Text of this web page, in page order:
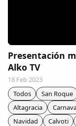
Comunidad
AlkoTV
Presentación
Alko TV
18 Feb 2023
Todos
San Roque
Altagracia
Navidad
Calvoti